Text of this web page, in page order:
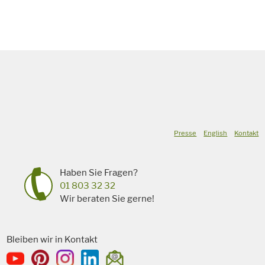
Presse English Kontakt
Haben Sie Fragen?
01 803 32 32
Wir beraten Sie gerne!
Bleiben wir in Kontakt